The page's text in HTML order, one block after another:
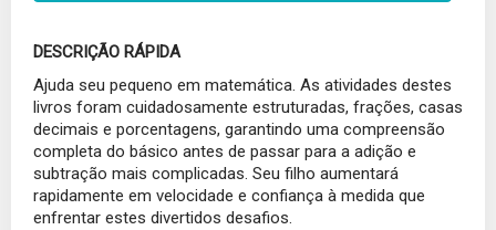
DESCRIÇÃO RÁPIDA
Ajuda seu pequeno em matemática. As atividades destes
livros foram cuidadosamente estruturadas, frações, casas
decimais e porcentagens, garantindo uma compreensão
completa do básico antes de passar para a adição e
subtração mais complicadas. Seu filho aumentará
rapidamente em velocidade e confiança à medida que
enfrentar estes divertidos desafios.